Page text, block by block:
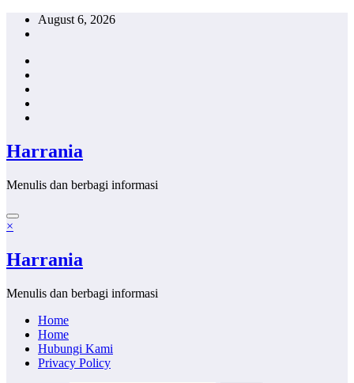
Skip
August 6, 2026
Harrania
Menulis dan berbagi informasi
×
Harrania
Menulis dan berbagi informasi
Home
Home
Hubungi Kami
Privacy Policy